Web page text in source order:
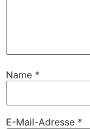
Name *
E-Mail-Adresse *